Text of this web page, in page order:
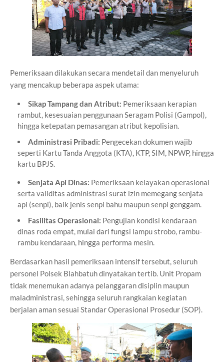
Pemeriksaan dilakukan secara mendetail dan menyeluruh
yang mencakup beberapa aspek utama:
Sikap Tampang dan Atribut: Pemeriksaan kerapian
rambut, kesesuaian penggunaan Seragam Polisi (Gampol),
hingga ketepatan pemasangan atribut kepolisian.
Administrasi Pribadi: Pengecekan dokumen wajib
seperti Kartu Tanda Anggota (KTA), KTP, SIM, NPWP, hingga
kartu BPJS.
Senjata Api Dinas: Pemeriksaan kelayakan operasional
serta validitas administrasi surat izin memegang senjata
api (senpi), baik jenis senpi bahu maupun senpi genggam.
Fasilitas Operasional: Pengujian kondisi kendaraan
dinas roda empat, mulai dari fungsi lampu strobo, rambu-
rambu kendaraan, hingga performa mesin.
Berdasarkan hasil pemeriksaan intensif tersebut, seluruh
personel Polsek Blahbatuh dinyatakan tertib. Unit Propam
tidak menemukan adanya pelanggaran disiplin maupun
maladministrasi, sehingga seluruh rangkaian kegiatan
berjalan aman sesuai Standar Operasional Prosedur (SOP).